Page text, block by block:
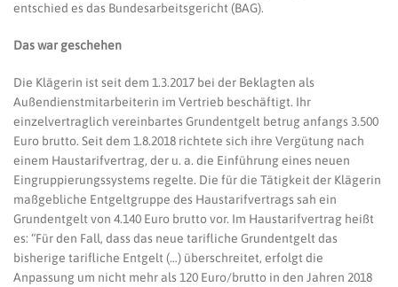
entschied es das Bundesarbeitsgericht (BAG).
Das war geschehen
Die Klägerin ist seit dem 1.3.2017 bei der Beklagten als
Außendienstmitarbeiterin im Vertrieb beschäftigt. Ihr
einzelvertraglich vereinbartes Grundentgelt betrug anfangs 3.500
Euro brutto. Seit dem 1.8.2018 richtete sich ihre Vergütung nach
einem Haustarifvertrag, der u. a. die Einführung eines neuen
Eingruppierungssystems regelte. Die für die Tätigkeit der Klägerin
maßgebliche Entgeltgruppe des Haustarifvertrags sah ein
Grundentgelt von 4.140 Euro brutto vor. Im Haustarifvertrag heißt
es: “Für den Fall, dass das neue tarifliche Grundentgelt das
bisherige tarifliche Entgelt (…) überschreitet, erfolgt die
Anpassung um nicht mehr als 120 Euro/brutto in den Jahren 2018